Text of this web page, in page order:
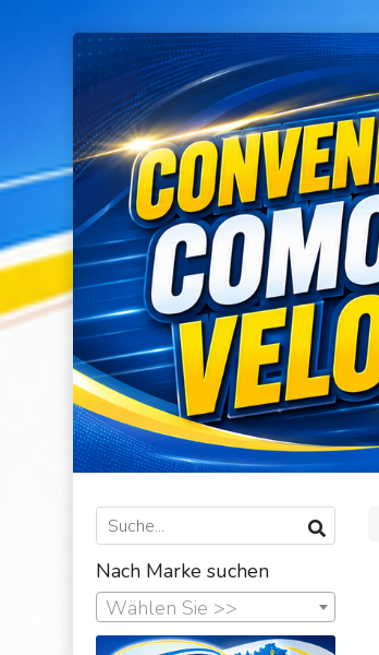
Nach Marke suchen
Wählen Sie >>